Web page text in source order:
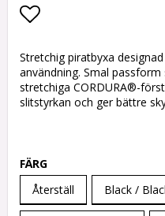
Lägg till i
Stretchig piratbyxa
användning. Smal
stretchiga CORDURA®-
slitstyrkan och ger bättre
FÄRG
Återställ
Black /